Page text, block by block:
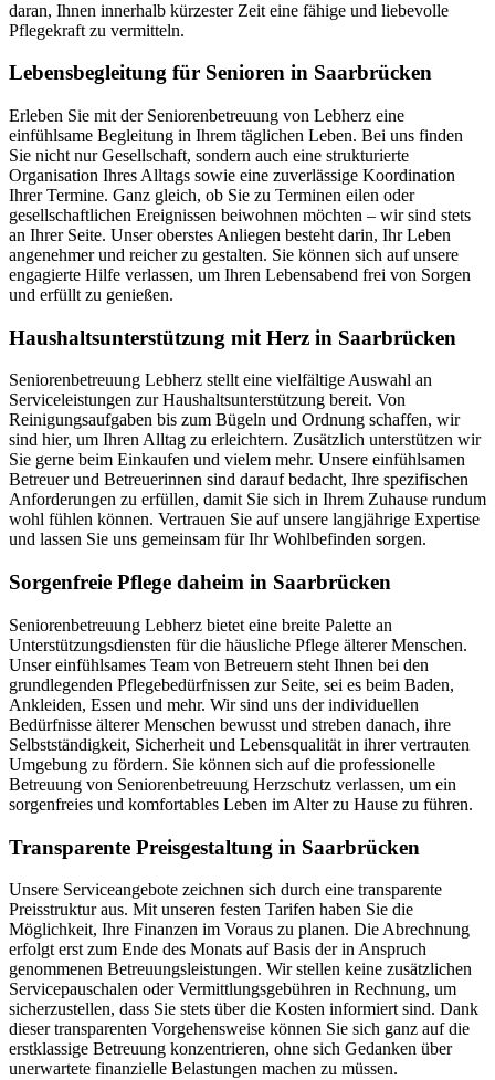
daran, Ihnen innerhalb kürzester Zeit eine fähige und liebevolle
Pflegekraft zu vermitteln.
Lebensbegleitung für Senioren in Saarbrücken
Erleben Sie mit der Seniorenbetreuung von Lebherz eine
einfühlsame Begleitung in Ihrem täglichen Leben. Bei uns finden
Sie nicht nur Gesellschaft, sondern auch eine strukturierte
Organisation Ihres Alltags sowie eine zuverlässige Koordination
Ihrer Termine. Ganz gleich, ob Sie zu Terminen eilen oder
gesellschaftlichen Ereignissen beiwohnen möchten – wir sind stets
an Ihrer Seite. Unser oberstes Anliegen besteht darin, Ihr Leben
angenehmer und reicher zu gestalten. Sie können sich auf unsere
engagierte Hilfe verlassen, um Ihren Lebensabend frei von Sorgen
und erfüllt zu genießen.
Haushalts­unterstützung mit Herz in Saarbrücken
Seniorenbetreuung Lebherz stellt eine vielfältige Auswahl an
Serviceleistungen zur Haushaltsunterstützung bereit. Von
Reinigungsaufgaben bis zum Bügeln und Ordnung schaffen, wir
sind hier, um Ihren Alltag zu erleichtern. Zusätzlich unterstützen wir
Sie gerne beim Einkaufen und vielem mehr. Unsere einfühlsamen
Betreuer und Betreuerinnen sind darauf bedacht, Ihre spezifischen
Anforderungen zu erfüllen, damit Sie sich in Ihrem Zuhause rundum
wohl fühlen können. Vertrauen Sie auf unsere langjährige Expertise
und lassen Sie uns gemeinsam für Ihr Wohlbefinden sorgen.
Sorgenfreie Pflege daheim in Saarbrücken
Seniorenbetreuung Lebherz bietet eine breite Palette an
Unterstützungsdiensten für die häusliche Pflege älterer Menschen.
Unser einfühlsames Team von Betreuern steht Ihnen bei den
grundlegenden Pflegebedürfnissen zur Seite, sei es beim Baden,
Ankleiden, Essen und mehr. Wir sind uns der individuellen
Bedürfnisse älterer Menschen bewusst und streben danach, ihre
Selbstständigkeit, Sicherheit und Lebensqualität in ihrer vertrauten
Umgebung zu fördern. Sie können sich auf die professionelle
Betreuung von Seniorenbetreuung Herzschutz verlassen, um ein
sorgenfreies und komfortables Leben im Alter zu Hause zu führen.
Transparente Preisgestaltung in Saarbrücken
Unsere Serviceangebote zeichnen sich durch eine transparente
Preisstruktur aus. Mit unseren festen Tarifen haben Sie die
Möglichkeit, Ihre Finanzen im Voraus zu planen. Die Abrechnung
erfolgt erst zum Ende des Monats auf Basis der in Anspruch
genommenen Betreuungsleistungen. Wir stellen keine zusätzlichen
Servicepauschalen oder Vermittlungsgebühren in Rechnung, um
sicherzustellen, dass Sie stets über die Kosten informiert sind. Dank
dieser transparenten Vorgehensweise können Sie sich ganz auf die
erstklassige Betreuung konzentrieren, ohne sich Gedanken über
unerwartete finanzielle Belastungen machen zu müssen.